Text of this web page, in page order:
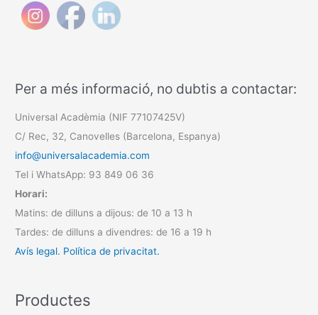
Per a més informació, no dubtis a contactar:
Universal Acadèmia (NIF 77107425V)
C/ Rec, 32, Canovelles (Barcelona, Espanya)
info@universalacademia.com
Tel i WhatsApp: 93 849 06 36
Horari:
Matins: de dilluns a dijous: de 10 a 13 h
Tardes: de dilluns a divendres: de 16 a 19 h
Avís legal. Política de privacitat.
Productes